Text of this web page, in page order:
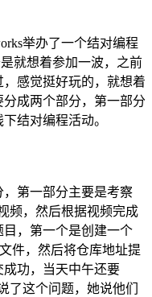
举办了一个结对编程
就想着参加一波，之前
感觉挺好玩的，就想着
成两个部分，第一部分
结对编程活动。
第一部分主要是考察
频，然后根据视频完成
，第一个是创建一个
件，然后将仓库地址提
功，当天中午还要
了这个问题，她说他们